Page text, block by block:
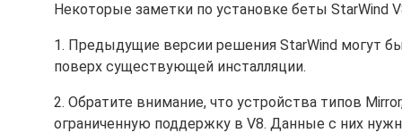
Некоторые заметки по установке беты StarWind
1. Предыдущие версии решения StarWind могут
поверх существующей инсталляции.
2. Обратите внимание, что устройства типов
ограниченную поддержку в V8. Данные с них